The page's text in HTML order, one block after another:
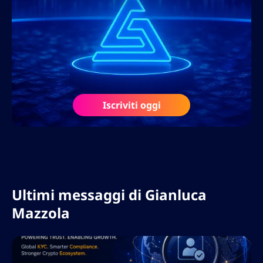
aggiornamenti dell’algoritmo di Google.
Parlando fluentemente italiano, inglese e
spagnolo, Gianluca ha ampliato la sua
esperienza in diversi mercati
internazionali, ottimizzando siti web
multilingue e implementando strategie di
localizzazione che massimizzano la portata
globale.
Iscriviti oggi
Ultimi messaggi di Gianluca
Mazzola